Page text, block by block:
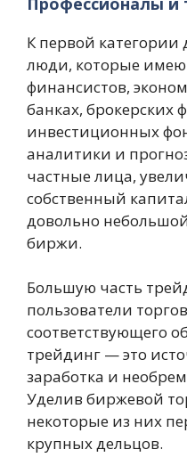
К первой категории
люди, которые
финансистов,
банках, брокерских
инвестиционных
аналитики и
частные лица,
собственный
довольно
биржи.
Большую часть
пользователи
соответствующего
трейдинг — это
заработка и
Уделив биржевой
некоторые из них
крупных дельцов.